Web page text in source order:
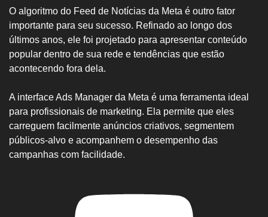
O algoritmo do Feed de Notícias da Meta é outro fator
importante para seu sucesso. Refinado ao longo dos
últimos anos, ele foi projetado para apresentar conteúdo
popular dentro de sua rede e tendências que estão
acontecendo fora dela.
A interface Ads Manager da Meta é uma ferramenta ideal
para profissionais de marketing. Ela permite que eles
carreguem facilmente anúncios criativos, segmentem
públicos-alvo e acompanhem o desempenho das
campanhas com facilidade.